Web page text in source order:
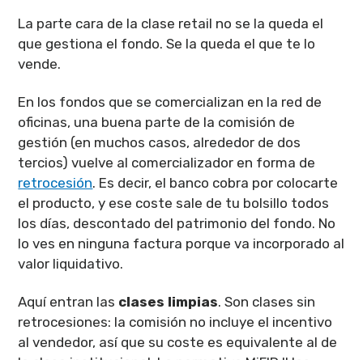
La parte cara de la clase retail no se la queda el
que gestiona el fondo. Se la queda el que te lo
vende.
En los fondos que se comercializan en la red de
oficinas, una buena parte de la comisión de
gestión (en muchos casos, alrededor de dos
tercios) vuelve al comercializador en forma de
retrocesión. Es decir, el banco cobra por colocarte
el producto, y ese coste sale de tu bolsillo todos
los días, descontado del patrimonio del fondo. No
lo ves en ninguna factura porque va incorporado al
valor liquidativo.
Aquí entran las clases limpias. Son clases sin
retrocesiones: la comisión no incluye el incentivo
al vendedor, así que su coste es equivalente al de